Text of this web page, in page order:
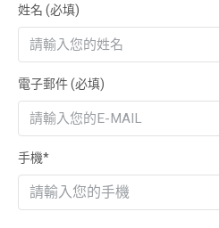
姓名(必填)
電子郵件(必填)
手機*